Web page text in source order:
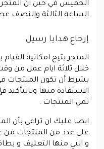
الخميس في حين أن
الساعة الثالثة والنصف
إرجاع هدايا رسيل
المتجر يتيح امكانية
خلال ثلاثة ايام عمل من
بشرط أن تكون المنتجات
الاستفادة منها وبالتأكيد
ثمن المنتجات .
ايضا عليك ان تراعي بأن
على عدد من المنتجات من
و التي منها التعليف و